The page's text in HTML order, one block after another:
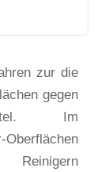
zur die
gegen
Im
Reinigern